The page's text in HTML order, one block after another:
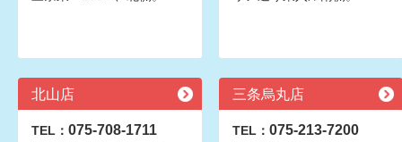
北山店
TEL： 075-708-1711
三条烏丸店
TEL： 075-213-7200